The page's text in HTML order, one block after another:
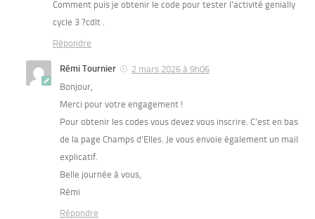
Comment puis je obtenir le code pour tester l’activité genially
cycle 3 ?cdlt .
Répondre
Rémi Tournier
2 mars 2026 à 9h06
Bonjour,
Merci pour votre engagement !
Pour obtenir les codes vous devez vous inscrire. C’est en bas
de la page Champs d’Elles. Je vous envoie également un mail
explicatif.
Belle journée à vous,
Rémi
Répondre